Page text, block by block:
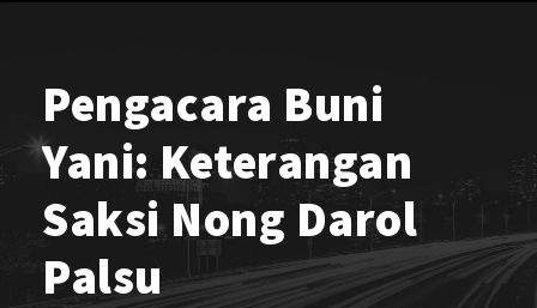
Pengacara Buni
Yani: Keterangan
Saksi Nong Darol
Palsu